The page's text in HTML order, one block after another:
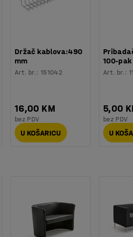
elastičan materijal koji pruža
zahtjevima Möbelfakta. Navlaka
i može se oprati na 60°C.
Držač kablova:490
mm
Art. br.: 151042
16,00 KM
bez PDV
U KOŠARICU
100-pak
Art. br.:
5,00
bez PDV
U